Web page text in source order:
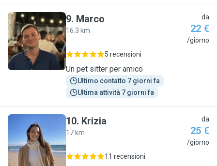
M
9. Marco
16.3 km
da
22 €
/giorno
5 recensioni
Un pet sitter per amico
Ultimo contatto 7 giorni fa
Ultima attività 7 giorni fa
K
10. Krizia
17 km
da
25 €
/giorno
11 recensioni